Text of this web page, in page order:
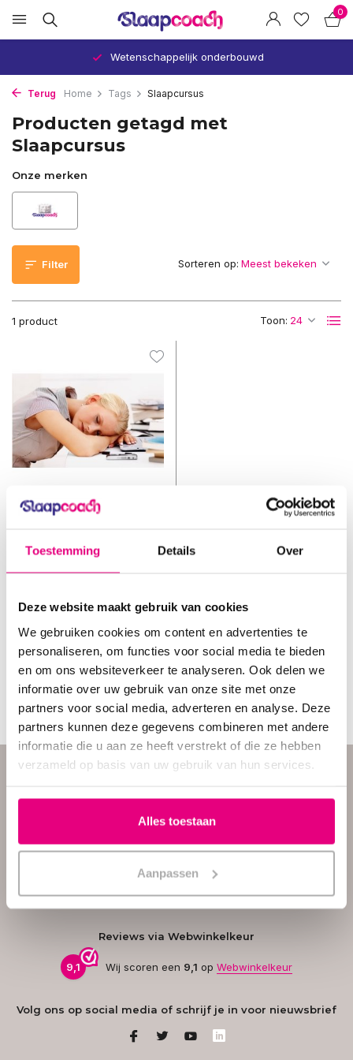
Toestemming Details Over
Deze website maakt gebruik van cookies
We gebruiken cookies om content en advertenties te
personaliseren, om functies voor social media te bieden
en om ons websiteverkeer te analyseren. Ook delen we
informatie over uw gebruik van onze site met onze
partners voor social media, adverteren en analyse. Deze
partners kunnen deze gegevens combineren met andere
informatie die u aan ze heeft verstrekt of die ze hebben
verzameld op basis van uw gebruik van hun services.
Alles toestaan
Aanpassen
0
Wetenschappelijk onderbouwd
Terug Home Tags Slaapcursus
Producten getagd met
Slaapcursus
Onze merken
Filter
1 product Toon:
Sorteren op:
Slaapcoach
Op voorraad
€0,00
Incl. btw
Hulp nodig? Vraag het
Onzeklantenservicestaat op
09:00 tot 17:00 uur. Heb je
vragen of hulp nodig bij het
kiezen van het juiste product?
Neem gerust contact met ons
Reviews via Webwinkelkeur
9,1 Wij scoren een 9,1 op Webwinkelkeur
Volg ons op social media of schrijf je in voor nieuwsbrief